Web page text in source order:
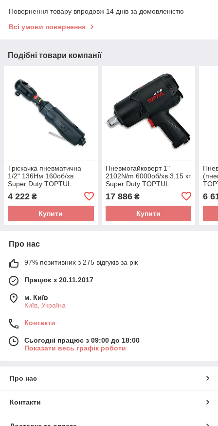
Повернення товару впродовж 14 днів за домовленістю
Всі умови повернення
Подібні товари компанії
Тріскачка пневматична
1/2" 136Нм 160об/хв
Super Duty TOPTUL
4 222 ₴
Купити
Пневмогайковерт 1"
2102N/m 6000об/хв 3,15 кг
Super Duty TOPTUL
17 886₴
Купити
6
Про нас
97% позитивних з 275 відгуків за рік
Працює з 20.11.2017
м. Київ
Київ, Україна
Контакти
Сьогодні працює з 09:00 до 18:00
Показати весь графік роботи
Про нас
Контакти